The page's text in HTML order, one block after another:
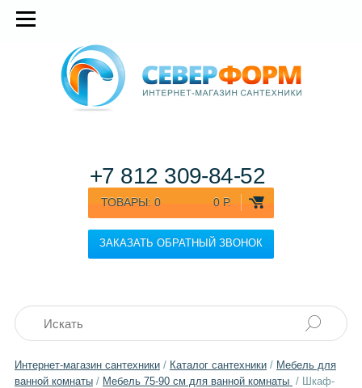
ТОВАРЫ: 0 0 Р.
ЗАКАЗАТЬ ОБРАТНЫЙ ЗВОНОК
+7 812 309-84-52
Интернет-магазин сантехники/ Каталог сантехники/ Мебель для
ванной комнаты/ Мебель 75-90 см для ванной комнаты / Шкаф-